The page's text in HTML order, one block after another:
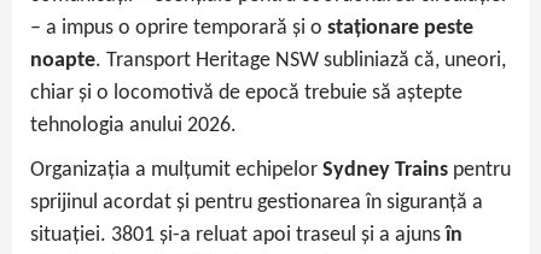
– a impus o oprire temporară și o staționare peste
noapte. Transport Heritage NSW subliniază că, uneori,
chiar și o locomotivă de epocă trebuie să aștepte
tehnologia anului 2026.
Organizația a mulțumit echipelor Sydney Trains pentru
sprijinul acordat și pentru gestionarea în siguranță a
situației. 3801 și-a reluat apoi traseul și a ajunsîn